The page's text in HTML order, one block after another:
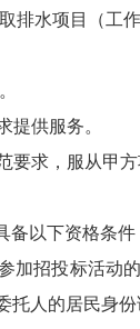
排水项目（
提供服务。
要求，服从甲
备以下资格条件
加招投标活
人的居民身份